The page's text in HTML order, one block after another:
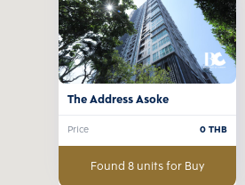
The Address Asoke
Price 0THB
Found 8 units for Buy